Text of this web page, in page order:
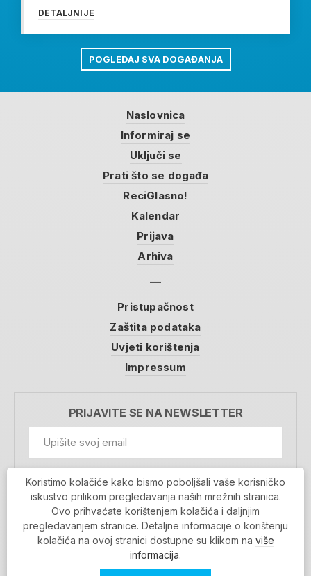
DETALJNIJE
POGLEDAJ SVA DOGAĐANJA
Naslovnica
Informiraj se
Uključi se
Prati što se događa
ReciGlasno!
Kalendar
Prijava
Arhiva
Pristupačnost
Zaštita podataka
Uvjeti korištenja
Impressum
PRIJAVITE SE NA NEWSLETTER
Prihvaćam da se moji podaci spremaju u bazu
podataka i koriste u svrhu slanja MojaRijeka
newslettera
MOJARIJEKA NEWSLETTER
PRIJAVI SE
Koristimo kolačiće kako bismo poboljšali vaše korisničko
iskustvo prilikom pregledavanja naših mrežnih stranica.
Ovo prihvaćate korištenjem kolačića i daljnjim
pregledavanjem stranice. Detaljne informacije o korištenju
kolačića na ovoj stranici dostupne su klikom na više
informacija.